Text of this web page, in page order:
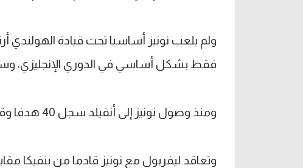
فقط بشكل أساسي في الدوري الإنجليزي، وسجل 7
ومنذ وصول نونيز إلى أنفيلد سجل 40 هدفا وقدم 26 تمريرة حاسمة في 143 مباراة.
وتعاقد ليفربول مع نونيز قادما من بنفيكا مقابل 85 مليون جنيه أسترليني في صيف